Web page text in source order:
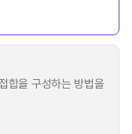
합을 구성하는 방법을